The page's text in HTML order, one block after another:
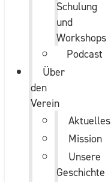
Schulung
und
Workshops
Podcast
Über
den
Verein
Aktuelles
Mission
Unsere
Geschichte